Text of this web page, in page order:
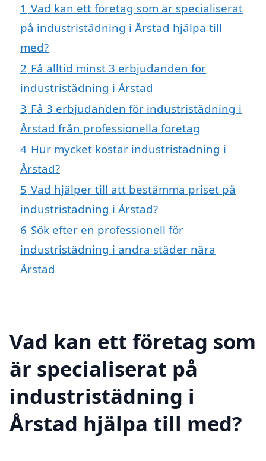
1 Vad kan ett företag som är specialiserat
på industristädning i Årstad hjälpa till
med?
2 Få alltid minst 3 erbjudanden för
industristädning i Årstad
3 Få 3 erbjudanden för industristädning i
Årstad från professionella företag
4 Hur mycket kostar industristädning i
Årstad?
5 Vad hjälper till att bestämma priset på
industristädning i Årstad?
6 Sök efter en professionell för
industristädning i andra städer nära
Årstad
Vad kan ett företag som
är specialiserat på
industristädning i
Årstad hjälpa till med?